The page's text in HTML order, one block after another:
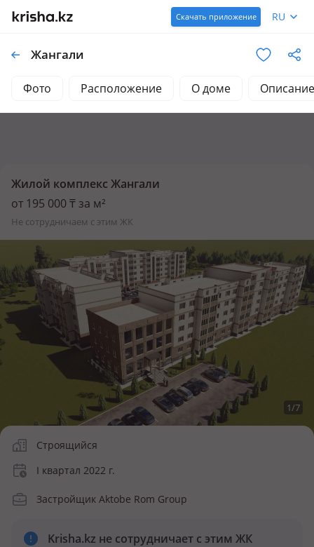
Скачать приложение RU
Жангали
Фото Расположение О доме Описание
Жилой комплекс Жангали
от 195 000 ₸ за м²
не сотрудничаем с этим ЖК
1/7
Строящийся
I квартал 2022 г.
Застройщик Aktobe Rom Group
Krisha.kz не сотрудничает с этим ЖК